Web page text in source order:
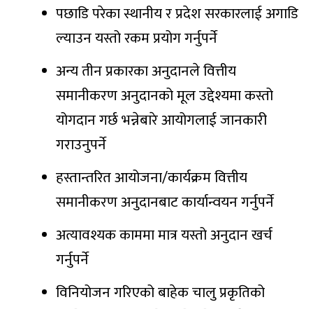
पछाडि परेका स्थानीय र प्रदेश सरकारलाई अगाडि
ल्याउन यस्तो रकम प्रयोग गर्नुपर्ने
अन्य तीन प्रकारका अनुदानले वित्तीय
समानीकरण अनुदानको मूल उद्देश्यमा कस्तो
योगदान गर्छ भन्नेबारे आयोगलाई जानकारी
गराउनुपर्ने
हस्तान्तरित आयोजना/कार्यक्रम वित्तीय
समानीकरण अनुदानबाट कार्यान्वयन गर्नुपर्ने
अत्यावश्यक काममा मात्र यस्तो अनुदान खर्च
गर्नुपर्ने
विनियोजन गरिएको बाहेक चालु प्रकृतिको